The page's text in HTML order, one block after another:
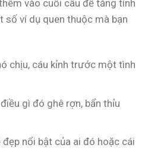
vào cuối câu để tăng tính
số ví dụ quen thuộc mà bạn
chịu, cáu kỉnh trước một tình
gì đó ghê rợn, bẩn thỉu
đẹp nổi bật của ai đó hoặc cái